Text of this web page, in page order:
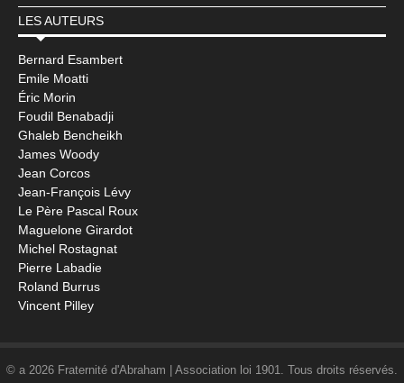
LES AUTEURS
Bernard Esambert
Emile Moatti
Éric Morin
Foudil Benabadji
Ghaleb Bencheikh
James Woody
Jean Corcos
Jean-François Lévy
Le Père Pascal Roux
Maguelone Girardot
Michel Rostagnat
Pierre Labadie
Roland Burrus
Vincent Pilley
© a 2026 Fraternité d'Abraham | Association loi 1901. Tous droits réservés.